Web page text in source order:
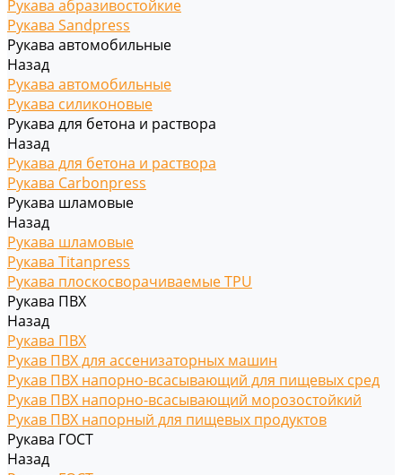
Рукава абразивостойкие
Рукава Sandpress
Рукава автомобильные
Назад
Рукава автомобильные
Рукава силиконовые
Рукава для бетона и раствора
Назад
Рукава для бетона и раствора
Рукава Carbonpress
Рукава шламовые
Назад
Рукава шламовые
Рукава Titanpress
Рукава плоскосворачиваемые TPU
Рукава ПВХ
Назад
Рукава ПВХ
Рукав ПВХ для ассенизаторных машин
Рукав ПВХ напорно-всасывающий для пищевых сред
Рукав ПВХ напорно-всасывающий морозостойкий
Рукав ПВХ напорный для пищевых продуктов
Рукава ГОСТ
Назад